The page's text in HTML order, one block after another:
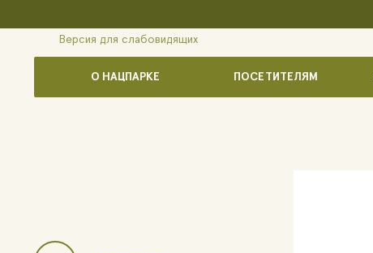
Версия для слабовидящих
О НАЦПАРКЕ ПОСЕТИТЕЛЯМ